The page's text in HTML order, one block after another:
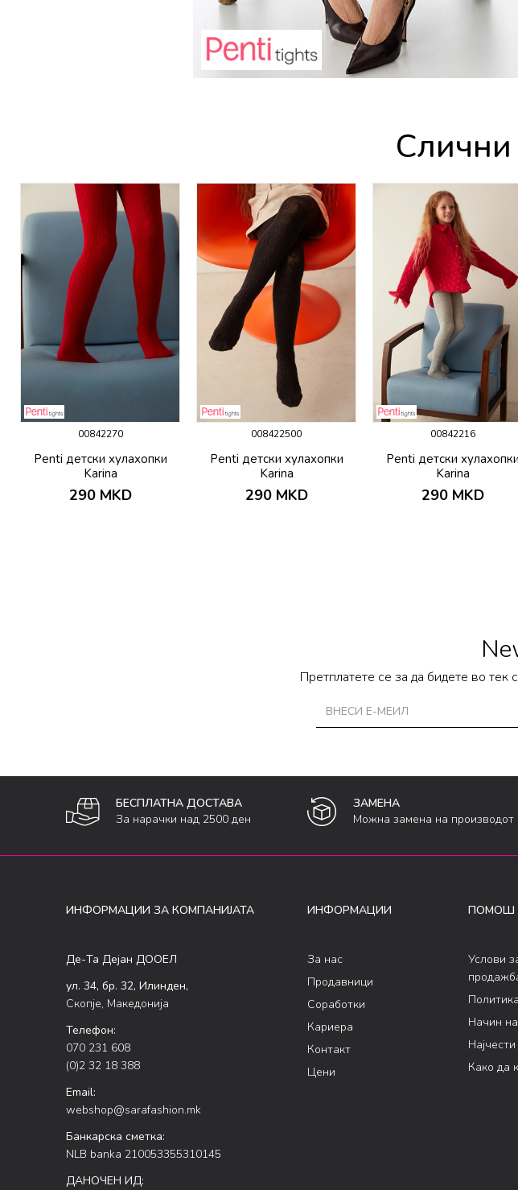
00842270
Penti детски хулахопки
Karina
290 MKD
008422500
Penti детски хулахопки
Karina
290 MKD
00842216
Penti детски хулахопки
Karina
290 MKD
Претплатете се за да бидете во тек
БЕСПЛАТНА ДОСТАВА
За нарачки над 2500 ден
ЗАМЕНА
Можна замена на производот
ИНФОРМАЦИИ ЗА КОМПАНИЈАТА
Де-Та Дејан ДООЕЛ
ул. 34, бр. 32, Илинден,
Скопје, Македонија
Телефон:
070 231 608
(0)2 32 18 388
Email:
webshop@sarafashion.mk
Банкарска сметка:
NLB banka 210053355310145
ДАНОЧЕН ИД:
ИНФОРМАЦИИ
За нас
Продавници
Соработки
Кариера
Контакт
Цени
ПОМОШ
Услови
Начин
Како да